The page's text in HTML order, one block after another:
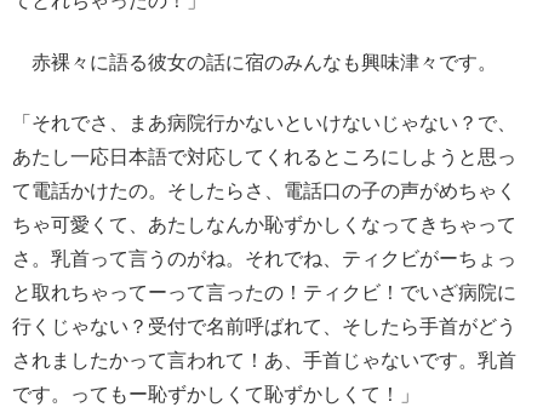
赤裸々に語る彼女の話に宿のみんなも興味津々です。
「それでさ、まあ病院行かないといけないじゃない？で、
あたし一応日本語で対応してくれるところにしようと思っ
て電話かけたの。そしたらさ、電話口の子の声がめちゃく
ちゃ可愛くて、あたしなんか恥ずかしくなってきちゃって
さ。乳首って言うのがね。それでね、ティクビがーちょっ
と取れちゃってーって言ったの！ティクビ！でいざ病院に
行くじゃない？受付で名前呼ばれて、そしたら手首がどう
されましたかって言われて！あ、手首じゃないです。乳首
です。ってもー恥ずかしくて恥ずかしくて！」